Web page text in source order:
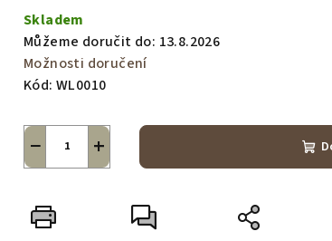
cena:
Skladem
Můžeme doručit do: 13.8.2026
Možnosti doručení
Kód: WL0010
+
−